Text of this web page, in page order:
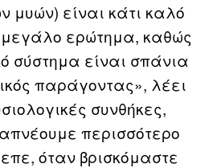
μυών) είναι κάτι καλό
μεγάλο ερώτημα, καθώς
σύστημα είναι σπάνια
παράγοντας», λέει
συνθήκες,
περισσότερο
όταν βρισκόμαστε